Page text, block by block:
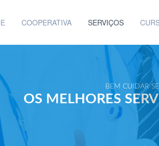
COOPERATIVA SERVIÇOS
BEM CUIDAR
OS MELHORES